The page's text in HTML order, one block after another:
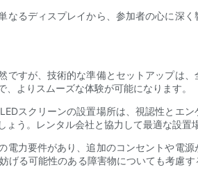
るディスプレイから、参加者の心に深
すが、技術的な準備とセットアップは
よりスムーズな体験が可能になります。
スクリーンの設置場所は、視認性とエ
う。レンタル会社と協力して最適な設置
力要件があり、追加のコンセントや電
る可能性のある障害物についても考慮